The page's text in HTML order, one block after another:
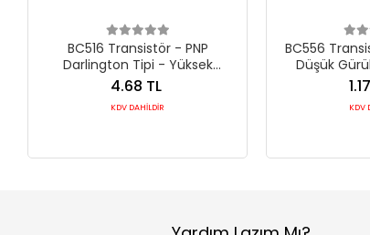
BC516 Transistör - PNP
Darlington Tipi - Yüksek
Kazançlı Sinyal İşleme Bileşeni
(TO-92)
4.68 TL
KDV DAHİLDİR
BC556
Düşük
Anahtarlama
KDV